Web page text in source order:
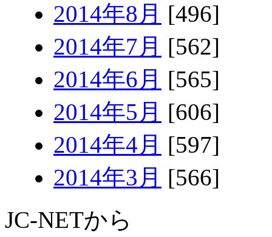
2014年8月 [496]
2014年7月 [562]
2014年6月 [565]
2014年5月 [606]
2014年4月 [597]
2014年3月 [566]
JC-NETから